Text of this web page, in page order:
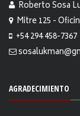
Roberto Sosa
Mitre 125 -
+54 294 458-7367
AGRADECIMIENTO